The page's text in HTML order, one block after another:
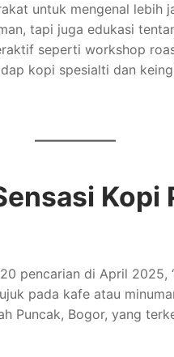
untuk mengenal lebih
tapi juga edukasi
seperti workshop
kopi spesialti dan
Kopi
pencarian di April 2025,
pada kafe atau
Puncak, Bogor, yang